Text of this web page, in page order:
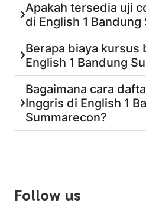
Apakah tersedia uji
di English 1
Berapa biaya kursus
English 1 Bandung
Bagaimana cara
Inggris di English 1
Summarecon?
Follow us